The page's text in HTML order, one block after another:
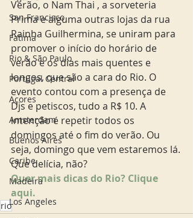
San Francisco
Fatima
Rio & São Paulo
Portugal Central
Açores
Amsterdam
Buenos Aires
Caribe
Madeira
Los Angeles
Verão, o Nam Thai , a sorveteria
Prima e alguma outras lojas da rua
Rainha Guilhermina, se uniram para
promover o início do horário de
verão e os dias mais quentes e
longos, que são a cara do Rio. O
evento contou com a presença de
Djs e petiscos, tudo a R$ 10. A
intenção é repetir todos os
domingos até o fim do verão. Ou
seja, domingo que vem estaremos lá.
Que delícia, não?
Quer mais dicas do Rio? Clique
aqui.
rio